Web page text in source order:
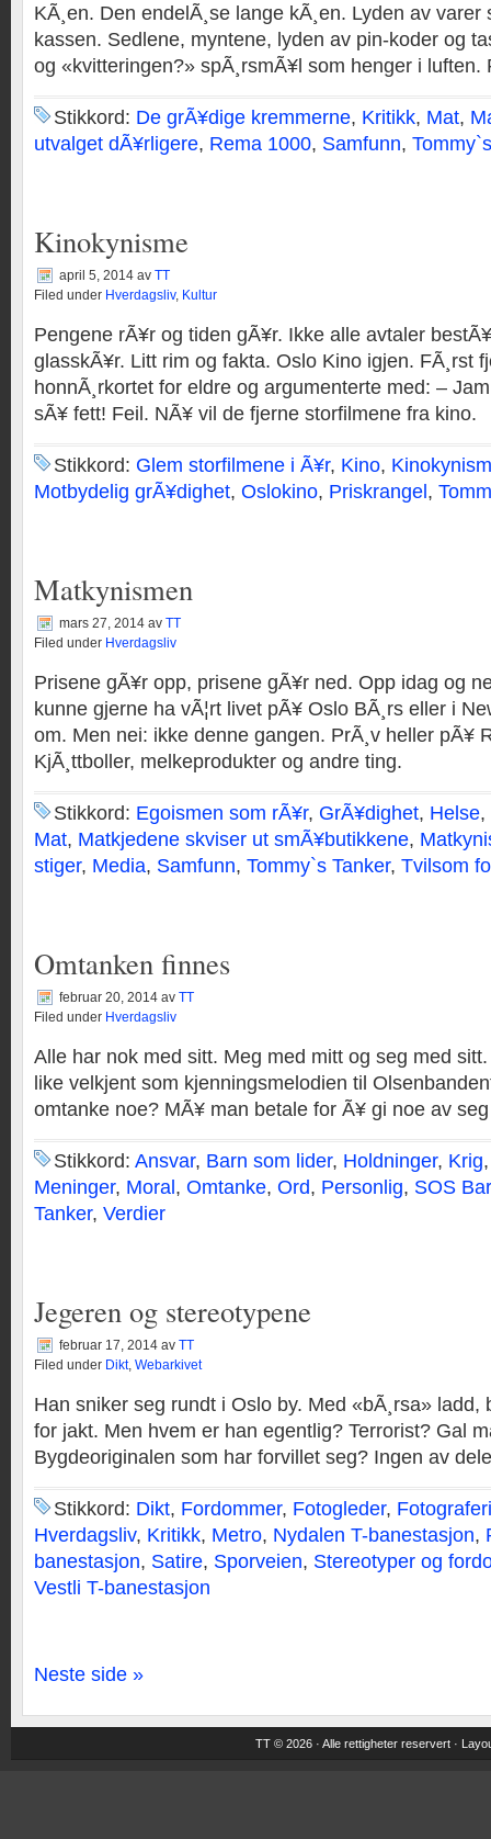
KÃ¸en. Den endelÃ¸se lange kÃ¸en. Lyden av
kassen. Sedlene, myntene, lyden av pin-koder og
og «kvitteringen?» spÃ¸rsmÃ¥l som henger i luften.
Stikkord: De grÃ¥dige kremmerne, Kritikk, Mat,
utvalget dÃ¥rligere, Rema 1000, Samfunn,
Kinokynisme
april 5, 2014 av TT
Filed under Hverdagsliv, Kultur
Pengene rÃ¥r og tiden gÃ¥r. Ikke alle avtaler
glasskÃ¥r. Litt rim og fakta. Oslo Kino igjen. FÃ¸rst
honnÃ¸rkortet for eldre og argumenterte med: –
sÃ¥ fett! Feil. NÃ¥ vil de fjerne storfilmene fra kino.
Stikkord: Glem storfilmene i Ã¥r, Kino,
Motbydelig grÃ¥dighet, Oslokino, Priskrangel ,
Matkynismen
mars 27, 2014 av TT
Filed under Hverdagsliv
Prisene gÃ¥r opp, prisene gÃ¥r ned. Opp idag og
kunne gjerne ha vÃ¦rt livet pÃ¥ Oslo BÃ¸rs eller i
om. Men nei: ikke denne gangen. PrÃ¸v heller pÃ¥
KjÃ¸ttboller, melkeprodukter og andre ting.
Stikkord: Egoismen som rÃ¥r, GrÃ¥dighet, Helse,
Mat, Matkjedene skviser ut smÃ¥butikkene,
stiger, Media, Samfunn, Tommy`s Tanker, Tvilsom
Omtanken finnes
februar 20, 2014 av TT
Filed under Hverdagsliv
Alle har nok med sitt. Meg med mitt og seg med
like velkjent som kjenningsmelodien til
omtanke noe? MÃ¥ man betale for Ã¥ gi noe av
Stikkord: Ansvar, Barn som lider, Holdninger, Krig
Meninger, Moral , Omtanke, Ord, Personlig, SOS
Tanker, Verdier
Jegeren og stereotypene
februar 17, 2014 av TT
Filed under Dikt, Webarkivet
Han sniker seg rundt i Oslo by. Med «bÃ¸rsa» ladd,
for jakt. Men hvem er han egentlig? Terrorist? Gal
Bygdeoriginalen som har forvillet seg? Ingen av
Stikkord: Dikt, Fordommer, Fotogleder,
Hverdagsliv, Kritikk, Metro, Nydalen T-banestasjon,
banestasjon, Satire, Sporveien, Stereotyper og
Vestli T-banestasjon
Neste side »
TT © 2026 · Alle rettigheter reservert ·